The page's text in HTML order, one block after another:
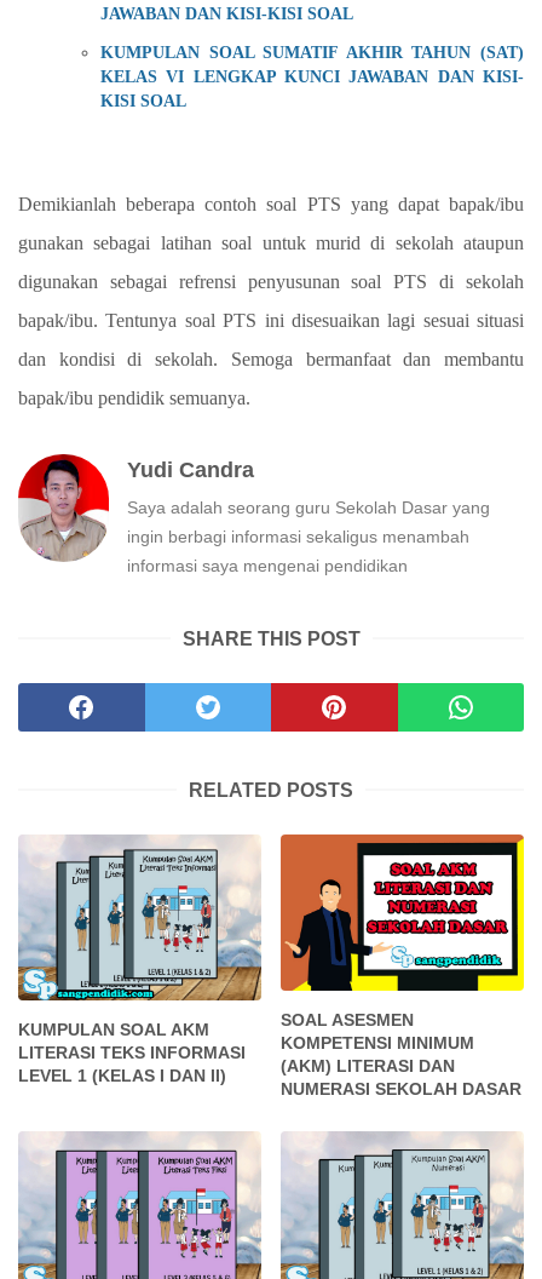
JAWABAN DAN KISI-KISI SOAL
KUMPULAN SOAL SUMATIF AKHIR TAHUN (SAT)
KELAS VI LENGKAP KUNCI JAWABAN DAN KISI-
KISI SOAL
Demikianlah beberapa contoh soal PTS yang dapat bapak/ibu
gunakan sebagai latihan soal untuk murid di sekolah ataupun
digunakan sebagai refrensi penyusunan soal PTS di sekolah
bapak/ibu. Tentunya soal PTS ini disesuaikan lagi sesuai situasi
dan kondisi di sekolah. Semoga bermanfaat dan membantu
bapak/ibu pendidik semuanya.
Yudi Candra
Saya adalah seorang guru Sekolah Dasar yang
ingin berbagi informasi sekaligus menambah
informasi saya mengenai pendidikan
SHARE THIS POST
RELATED POSTS
KUMPULAN SOAL AKM
LITERASI TEKS INFORMASI
LEVEL 1 (KELAS I DAN II)
SOAL ASESMEN
KOMPETENSI MINIMUM
(AKM) LITERASI DAN
NUMERASI SEKOLAH DASAR